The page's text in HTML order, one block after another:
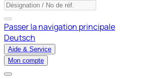
Passer la navigation principale
Deutsch
Aide & Service
Mon compte